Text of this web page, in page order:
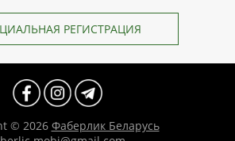
РЕГИСТРАЦИЯ
© 2026 Фаберлик Беларусь